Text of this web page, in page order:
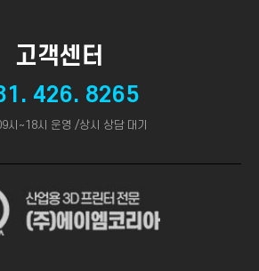
고객센터
426. 8265
시~18시 운영 /상시 상담 대기